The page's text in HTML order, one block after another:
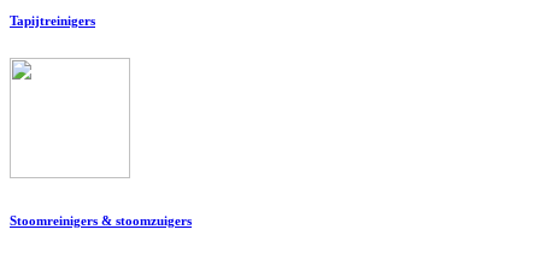
Tapijtreinigers
Stoomreinigers & stoomzuigers